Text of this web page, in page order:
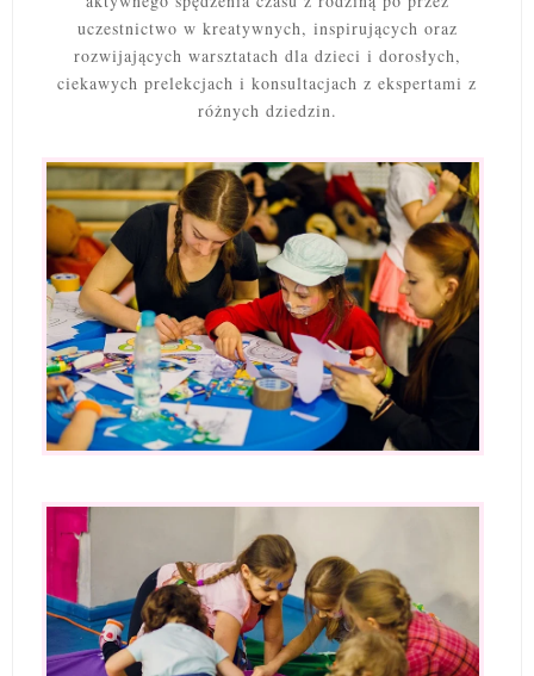
uczestnictwo w kreatywnych, inspirujących oraz
rozwijających warsztatach dla dzieci i dorosłych,
ciekawych prelekcjach i konsultacjach z ekspertami z
różnych dziedzin.